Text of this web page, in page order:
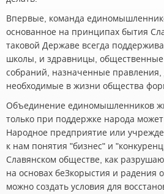
Впервые, команда
основанное на принципах бытия
таковой Державе всегда
школы, и здравницы, общественные
собраний, назначенные правления,
необходимые в жизни общества
Объединение единомышленников
только при поддержке народа
Народное предприятие или
к нам понятия "бизнес" и
Славянском обществе, как
на основах беЗкорыстия и радения
можно создать условия для